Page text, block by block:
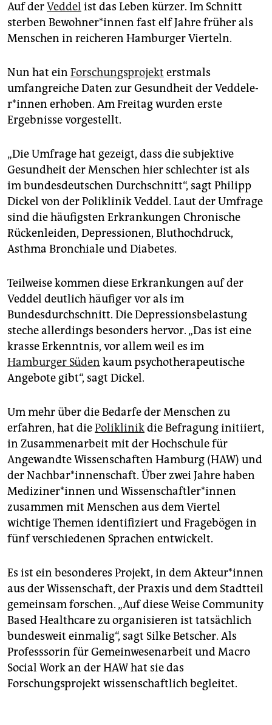
unterstützen
abo
epaper login
Auf derVeddel ist das Leben kürzer. Im Schnitt
sterben Be­woh­ne­r*in­nen fast elf Jahre früher als
Menschen in reicheren Hamburger Vierteln.
Nun hat ein Forschungsprojekt erstmals
umfangreiche Daten zur Gesundheit der Ved­de­le­
r*in­nen erhoben. Am Freitag wurden erste
Ergebnisse vorgestellt.
„Die Umfrage hat gezeigt, dass die subjektive
Gesundheit der Menschen hier schlechter ist als
im bundesdeutschen Durchschnitt“, sagt Philipp
Dickel von der Poliklinik Veddel. Laut der Umfrage
sind die häufigsten Erkrankungen Chronische
Rückenleiden, Depressionen, Bluthochdruck,
Asthma Bronchiale und Diabetes.
Teilweise kommen diese Erkrankungen auf der
Veddel deutlich häufiger vor als im
Bundesdurchschnitt. Die Depressionsbelastung
steche allerdings besonders hervor. „Das ist eine
krasse Erkenntnis, vor allem weil es im
Hamburger Süden kaum psychotherapeutische
Angebote gibt“, sagt Dickel.
Um mehr über die Bedarfe der Menschen zu
erfahren, hat diePoliklinikdie Befragung initiiert,
in Zusammenarbeit mit der Hochschule für
Angewandte Wissenschaften Hamburg (HAW) und
der Nachbar*innenschaft. Über zwei Jahre haben
Me­di­zi­ne­r*in­nen und Wis­sen­schaft­le­r*in­nen
zusammen mit Menschen aus dem Viertel
wichtige Themen identifiziert und Fragebögen in
fünf verschiedenen Sprachen entwickelt.
Es ist ein besonderes Projekt, in dem Ak­teu­r*in­nen
aus der Wissenschaft, der Praxis und dem Stadtteil
gemeinsam forschen. „Auf diese Weise Community
Based Healthcare zu organisieren ist tatsächlich
bundesweit einmalig“, sagt Silke Betscher. Als
Professsorin für Gemeinwesenarbeit und Macro
Social Work an der HAW hat sie das
Forschungsprojekt wissenschaftlich begleitet.